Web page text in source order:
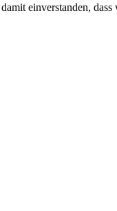
einverstanden, dass